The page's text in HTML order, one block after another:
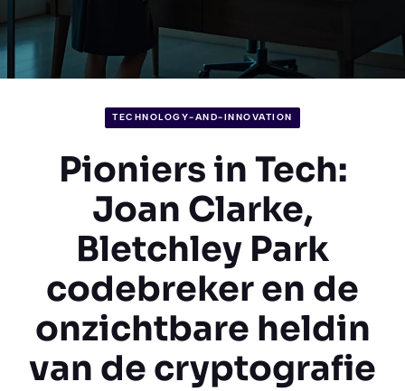
TECHNOLOGY-AND-INNOVATION
Pioniers in Tech:
Joan Clarke,
Bletchley Park
codebreker en de
onzichtbare heldin
van de cryptografie